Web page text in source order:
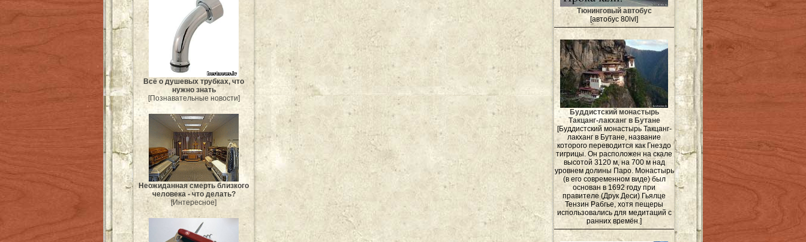
Всё о душевых трубках, что
нужно знать
[Познавательные новости]
Неожиданная смерть близкого
человека - что делать?
[Интересное]
Тюнинговый автобус
[автобус 80lvl]
Буддистский монастырь
Такцанг-лакханг в Бутане
[Буддистский монастырь Такцанг-
лакханг в Бутане, название
которого переводится как Гнездо
тигрицы. Он расположен на скале
высотой 3120 м, на 700 м над
уровнем долины Паро. Монастырь
(в его современном виде) был
основан в 1692 году при
правителе (Друк Деси) Гьялце
Тензин Рабгье, хотя пещеры
использовались для медитаций с
ранних времён.]